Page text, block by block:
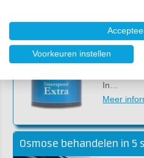
In dit
romp
harde
In…
Meer
Osmose behandelen in 5
Voorkeuren instellen